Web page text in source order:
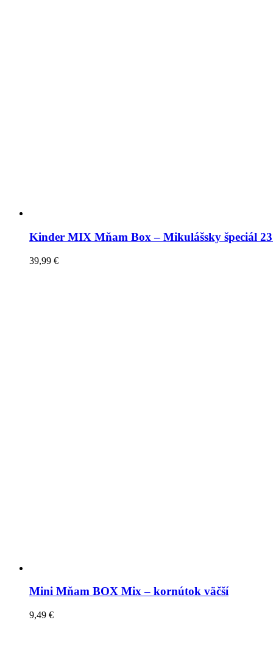
Kinder MIX Mňam Box – Mikulášsky špeciál
39,99 €
Mini Mňam BOX Mix – kornútok väčší
9,49 €